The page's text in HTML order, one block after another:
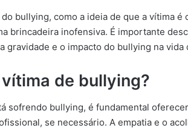
bullying, como a ideia de que a vítima é
brincadeira inofensiva. É importante
gravidade e o impacto do bullying na vida
de bullying?
sofrendo bullying, é fundamental
se necessário. A empatia e o